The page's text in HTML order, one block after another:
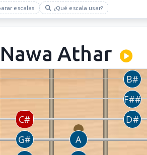
escalas ¿Qué escala usar?
Nawa Athar